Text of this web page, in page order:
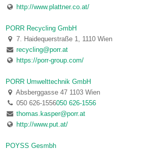
http://www.plattner.co.at/
PORR Recycling GmbH
7. Haidequerstraße 1, 1110 Wien
recycling@porr.at
https://porr-group.com/
PORR Umwelttechnik GmbH
Absberggasse 47 1103 Wien
050 626-1556050 626-1556
thomas.kasper@porr.at
http://www.put.at/
POYSS Gesmbh